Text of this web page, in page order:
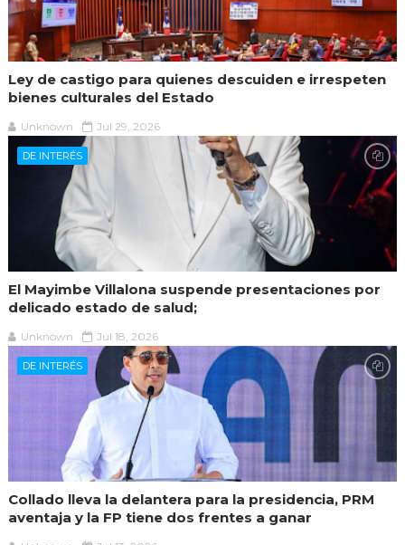
Ley de castigo para quienes descuiden e irrespeten
bienes culturales del Estado
Unknown Jul 29, 2026
DE INTERÉS
El Mayimbe Villalona suspende presentaciones por
delicado estado de salud;
Unknown Jul 18, 2026
DE INTERÉS
Collado lleva la delantera para la presidencia, PRM
aventaja y la FP tiene dos frentes a ganar